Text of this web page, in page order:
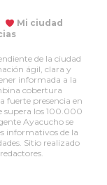
Mi ciudad
de la ciudad
ágil, clara y
informada a la
cobertura
fuerte presencia en
supera los 100.000
Ayacucho se
informativos de la
Sitio realizado